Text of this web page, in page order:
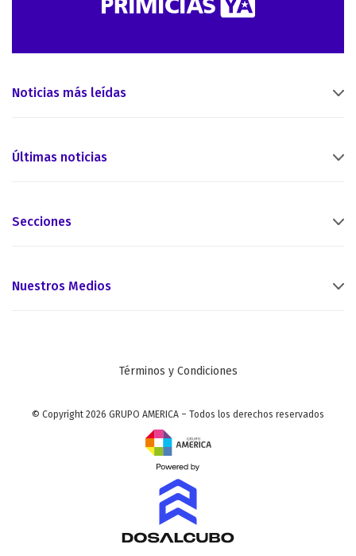
Noticias más leídas
Últimas noticias
Secciones
Nuestros Medios
Términos y Condiciones
© Copyright 2026 GRUPO AMERICA – Todos los derechos reservados